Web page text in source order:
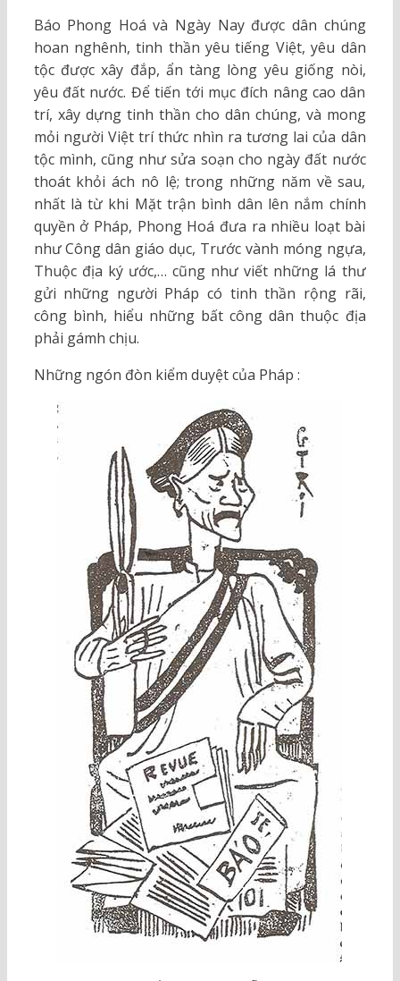
Báo Phong Hoá và Ngày Nay được dân chúng
hoan nghênh, tinh thần yêu tiếng Việt, yêu dân
tộc được xây đắp, ẩn tàng lòng yêu giống nòi,
yêu đất nước. Để tiến tới mục đích nâng cao dân
trí, xây dựng tinh thần cho dân chúng, và mong
mỏi người Việt trí thức nhìn ra tương lai của dân
tộc mình, cũng như sửa soạn cho ngày đất nước
thoát khỏi ách nô lệ; trong những năm về sau,
nhất là từ khi Mặt trận bình dân lên nắm chính
quyền ở Pháp, Phong Hoá đưa ra nhiều loạt bài
như Công dân giáo dục, Trước vành móng ngựa,
Thuộc địa ký ước,… cũng như viết những lá thư
gửi những người Pháp có tinh thần rộng rãi,
công bình, hiểu những bất công dân thuộc địa
phải gámh chịu.
Những ngón đòn kiểm duyệt của Pháp :